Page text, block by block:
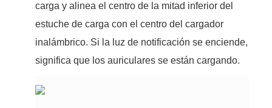
carga y alinea el centro de la mitad inferior del
estuche de carga con el centro del cargador
inalámbrico. Si la luz de notificación se enciende,
significa que los auriculares se están cargando.